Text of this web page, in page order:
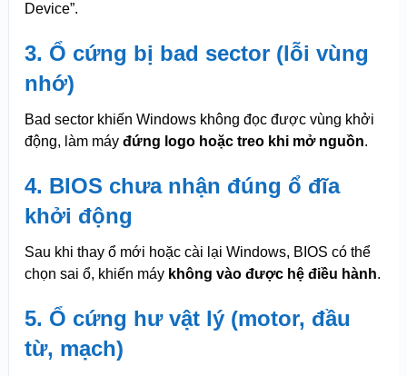
Device”.
3. Ổ cứng bị bad sector (lỗi vùng
nhớ)
Bad sector khiến Windows không đọc được vùng khởi
động, làm máy đứng logo hoặc treo khi mở nguồn.
4. BIOS chưa nhận đúng ổ đĩa
khởi động
Sau khi thay ổ mới hoặc cài lại Windows, BIOS có thể
chọn sai ổ, khiến máy không vào được hệ điều hành.
5. Ổ cứng hư vật lý (motor, đầu
từ, mạch)